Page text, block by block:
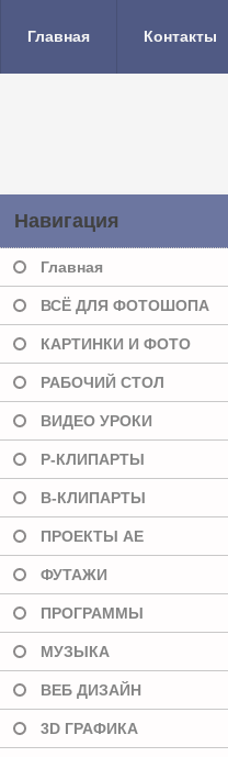
Главная Контакты
Навигация
Главная
ВСЁ ДЛЯ ФОТОШОПА
КАРТИНКИ И ФОТО
РАБОЧИЙ СТОЛ
ВИДЕО УРОКИ
Р-КЛИПАРТЫ
В-КЛИПАРТЫ
ПРОЕКТЫ AE
ФУТАЖИ
ПРОГРАММЫ
МУЗЫКА
ВЕБ ДИЗАЙН
3D ГРАФИКА